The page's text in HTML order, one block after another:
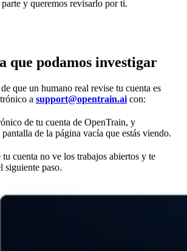
y queremos revisarlo por ti.
que podamos investigar
que un humano real revise tu cuenta es
a support@opentrain.ai con:
de tu cuenta de OpenTrain, y
de la página vacía que estás viendo.
cuenta no ve los trabajos abiertos y te
siguiente paso.